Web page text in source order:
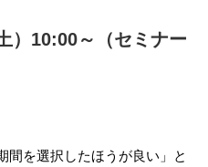
）10:00～（セミナー
間を選択したほうが良い」と